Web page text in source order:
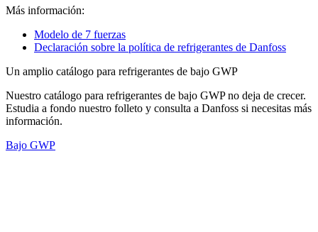
Más información:
Modelo de 7 fuerzas
Declaración sobre la política de refrigerantes de Danfoss
Un amplio catálogo para refrigerantes de bajo GWP
Nuestro catálogo para refrigerantes de bajo GWP no deja de crecer.
Estudia a fondo nuestro folleto y consulta a Danfoss si necesitas más
información.
Bajo GWP